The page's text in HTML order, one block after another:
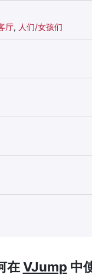
厅, 人们/女孩们
在VJump 中